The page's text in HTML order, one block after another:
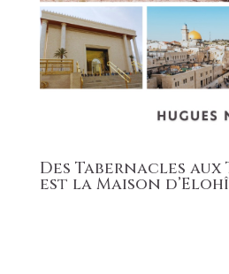
Des Tabernacles aux
est la Maison